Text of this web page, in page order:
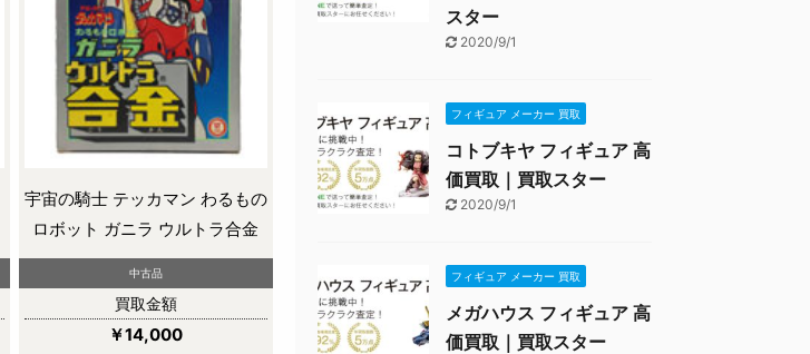
宇宙の騎士 テッカマン わるもの
ロボット ガニラ ウルトラ合金
中古品
買取金額
￥14,000
スター
2020/9/1
フィギュア メーカー 買取
コトブキヤ フィギュア 高
価買取｜買取スター
2020/9/1
フィギュア メーカー 買取
メガハウス フィギュア 高
価買取｜買取スター